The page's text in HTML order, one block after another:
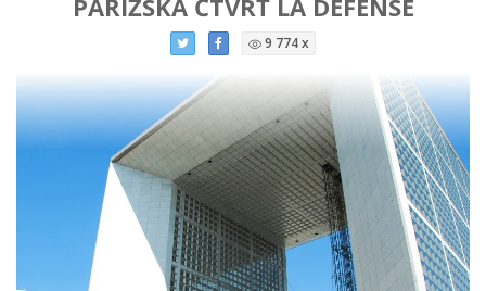
PAŘÍŽSKÁ ČTVRŤ LA DÉFENSE
9 774 x